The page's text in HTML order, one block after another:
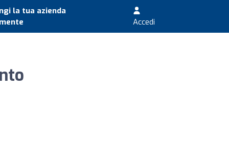
la tua azienda
Accedi